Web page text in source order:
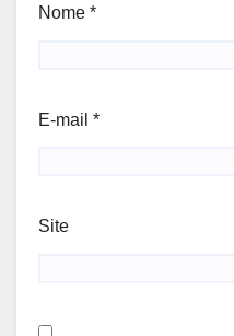
Nome *
E-mail *
Site